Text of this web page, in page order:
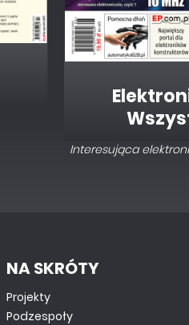
Interesująca
NA SKRÓTY
Projekty
Podzespoły